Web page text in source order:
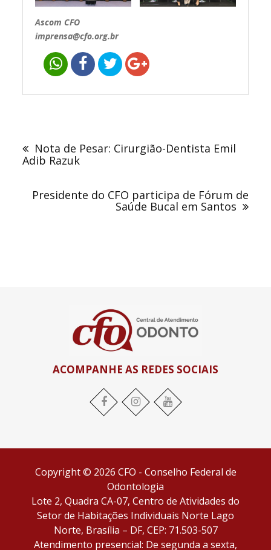
Ascom CFO
imprensa@cfo.org.br
PostNota de Pesar: Cirurgião-Dentista Emil
Adib Razuk
Presidente do CFO participa de Fórum de
Saúde Bucal em Santos
ACOMPANHE AS REDES SOCIAIS
Facebook Instagram YouTube
Copyright © 2026 CFO - Conselho Federal de
Odontologia
Lote 2, Quadra CA-07, Centro de Atividades do
Setor de Habitações Individuais Norte Lago
Norte, Brasília – DF, CEP: 71.503-507
Atendimento presencial: De segunda a sexta,